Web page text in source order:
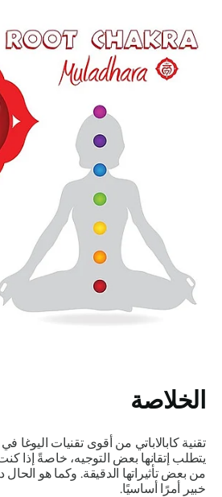
الخلاصة
تقنية كابالاباتي من أقوى تقنيات اليوغا في
يتطلب إتقانها بعض التوجيه، خاصةً إذا
من بعض تأثيراتها الدقيقة. وكما هو الحال
خبير أمرًا أساسيًا.